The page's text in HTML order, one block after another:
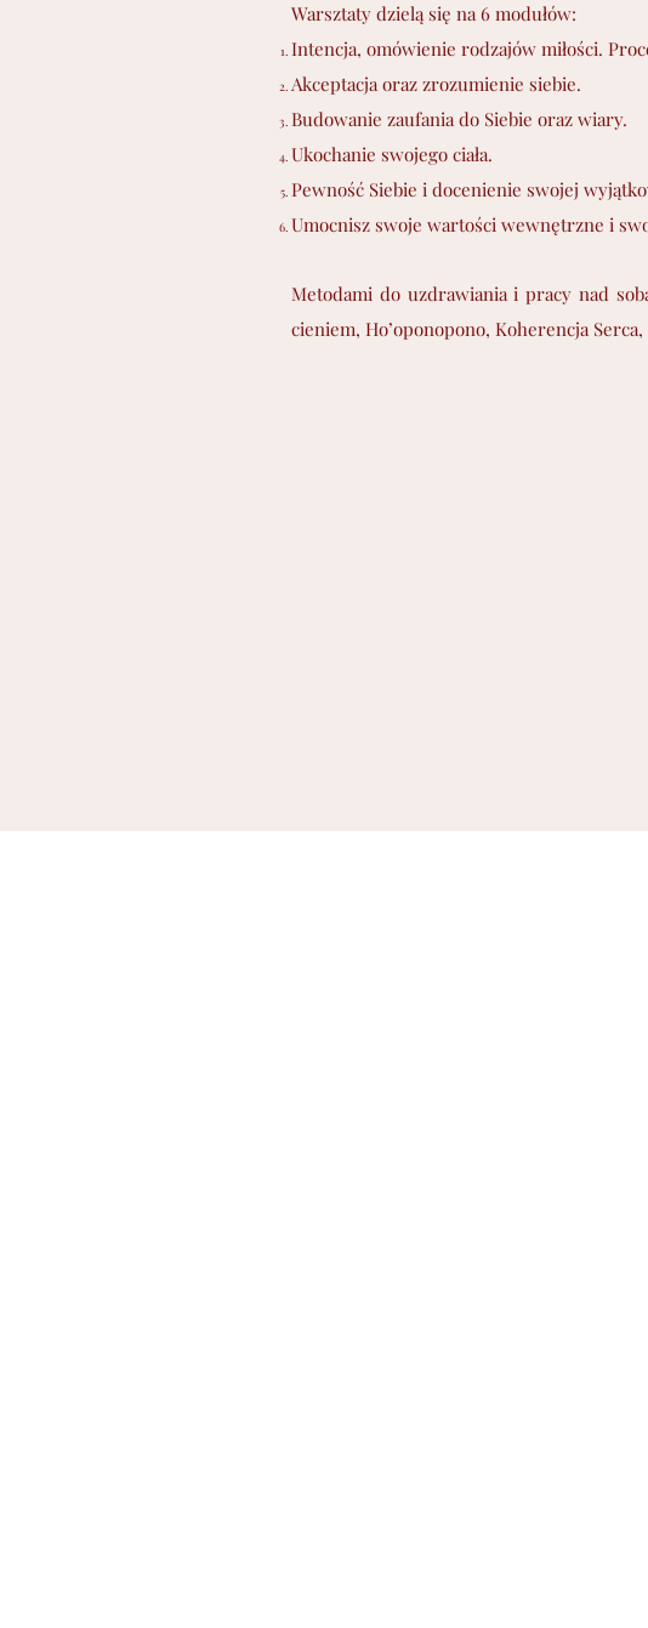
Warsztaty dzielą się na 6 modułów:
Intencja, omówienie rodzajów miłości.
Akceptacja oraz zrozumienie siebie.
Budowanie zaufania do Siebie oraz wiary.
Ukochanie swojego ciała.
Pewność Siebie i docenienie swojej
Umocnisz swoje wartości wewnętrzne i
Metodami do uzdrawiania i pracy nad
cieniem, Ho’oponopono, Koherencja